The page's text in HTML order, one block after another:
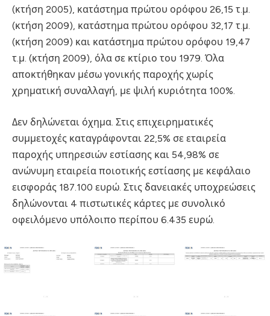
(κτήση 2005), κατάστημα πρώτου ορόφου 26,15 τ.μ.
(κτήση 2009), κατάστημα πρώτου ορόφου 32,17 τ.μ.
(κτήση 2009) και κατάστημα πρώτου ορόφου 19,47
τ.μ. (κτήση 2009), όλα σε κτίριο του 1979. Όλα
αποκτήθηκαν μέσω γονικής παροχής χωρίς
χρηματική συναλλαγή, με ψιλή κυριότητα 100%.
Δεν δηλώνεται όχημα. Στις επιχειρηματικές
συμμετοχές καταγράφονται 22,5% σε εταιρεία
παροχής υπηρεσιών εστίασης και 54,98% σε
ανώνυμη εταιρεία ποιοτικής εστίασης με κεφάλαιο
εισφοράς 187.100 ευρώ. Στις δανειακές υποχρεώσεις
δηλώνονται 4 πιστωτικές κάρτες με συνολικό
οφειλόμενο υπόλοιπο περίπου 6.435 ευρώ.